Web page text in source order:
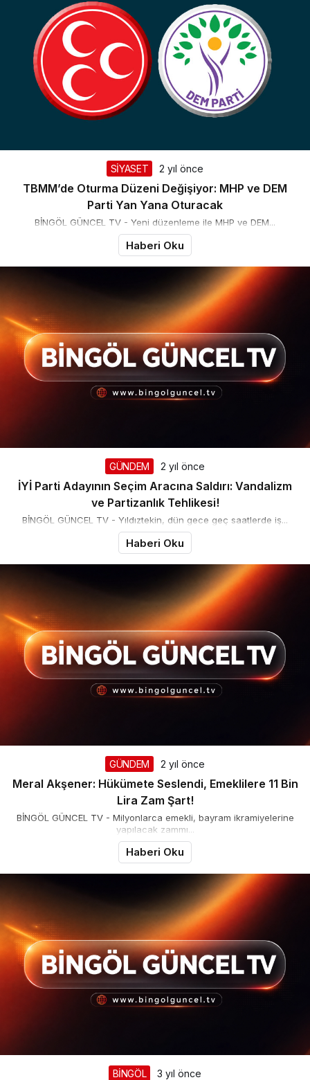
SİYASET 2 yıl önce
TBMM’de Oturma Düzeni Değişiyor: MHP ve DEM
Parti Yan Yana Oturacak
BİNGÖL GÜNCEL TV - Yeni düzenleme ile MHP ve DEM...
Haberi Oku
GÜNDEM 2 yıl önce
İYİ Parti Adayının Seçim Aracına Saldırı: Vandalizm
ve Partizanlık Tehlikesi!
BİNGÖL GÜNCEL TV - Yıldıztekin, dün gece geç saatlerde iş...
Haberi Oku
GÜNDEM 2 yıl önce
Meral Akşener: Hükümete Seslendi, Emeklilere 11 Bin
Lira Zam Şart!
BİNGÖL GÜNCEL TV - Milyonlarca emekli, bayram ikramiyelerine
yapılacak zammı...
Haberi Oku
BİNGÖL 3 yıl önce
Takip Et